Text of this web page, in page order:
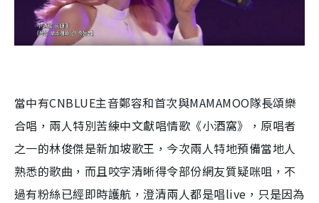
當中有CNBLUE主音鄭容和首次與MAMAMOO隊長頌樂
合唱，兩人特別苦練中文獻唱情歌《小酒窩》，原唱者
之一的林俊傑是新加坡歌王，今次兩人特地預備當地人
熟悉的歌曲，而且咬字清晰得令部份網友質疑咪咀，不
過有粉絲已經即時護航，澄清兩人都是唱live，只是因為